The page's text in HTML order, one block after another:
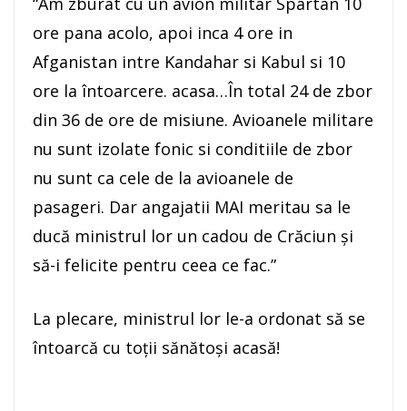
ore pana acolo, apoi inca 4 ore in
Afganistan intre Kandahar si Kabul si 10
ore la întoarcere. acasa…În total 24 de zbor
din 36 de ore de misiune. Avioanele militare
nu sunt izolate fonic si conditiile de zbor
nu sunt ca cele de la avioanele de
pasageri. Dar angajatii MAI meritau sa le
ducă ministrul lor un cadou de Crăciun și
să-i felicite pentru ceea ce fac.”
La plecare, ministrul lor le-a ordonat să se
întoarcă cu toții sănătoși acasă!